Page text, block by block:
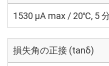
1530 μA max / 20℃, 5
損失角の正接 (tanδ)